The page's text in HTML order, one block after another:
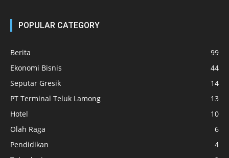
POPULAR CATEGORY
Berita
99
Ekonomi Bisnis
44
Seputar Gresik
14
PT Terminal Teluk Lamong
13
Hotel
10
Olah Raga
6
Pendidikan
4